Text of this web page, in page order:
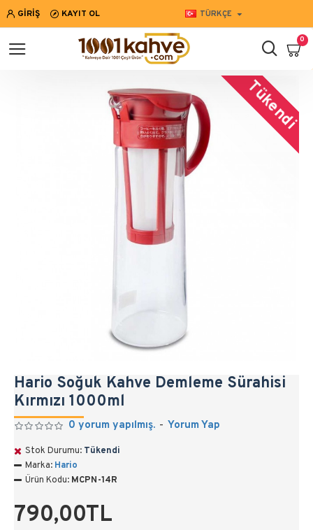
GIRIŞ KAYIT OL TÜRKÇE
0
Tükendi
Hario Soğuk Kahve Demleme Sürahisi
Kırmızı 1000ml
0 yorum yapılmış. - Yorum Yap
790,00TL
Stok Durumu: Tükendi
Marka: Hario
Ürün Kodu: MCPN-14R